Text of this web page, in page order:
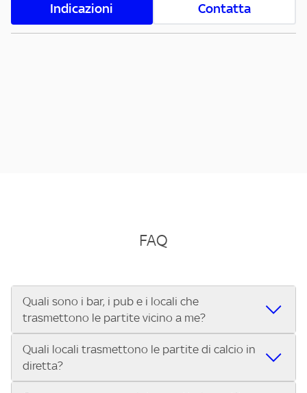
Indicazioni Contatta
FAQ
Quali sono i bar, i pub e i locali che
trasmettono le partite vicino a me?
Se cerchi un bar, pub, ristorante o locale vicino a te per
vedere le partite di Serie A ENILIVE, la Serie C Sky Wifi, la
UEFA Champions League, la UEFA Europa League, la UEFA
Quali locali trasmettono le partite di calcio in
diretta?